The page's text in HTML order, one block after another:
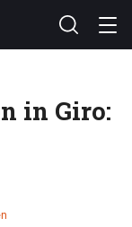
in Giro: